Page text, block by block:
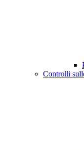
Controlli